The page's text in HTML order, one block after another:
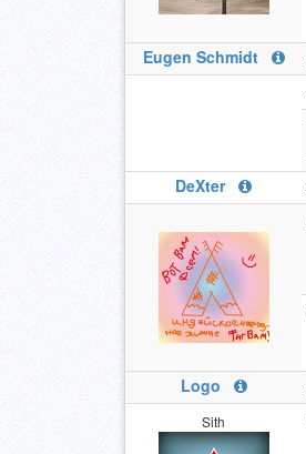
Eugen Schmidt
DeXter
Logo
Sith